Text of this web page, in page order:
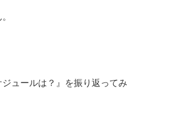
ュールは？』を振り返ってみ